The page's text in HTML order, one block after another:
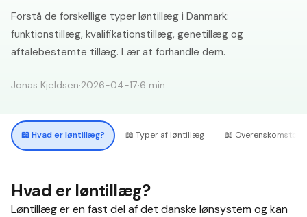
Forstå de forskellige typer løntillæg i Danmark:
funktionstillæg, kvalifikationstillæg, genetillæg og
aftalebestemte tillæg. Lær at forhandle dem.
Jonas Kjeldsen·2026-04-17·6 min
📖 Hvad er løntillæg? 📖 Typer af løntillæg 📖
Hvad er løntillæg?
Løntillæg er en fast del af det danske lønsystem og kan